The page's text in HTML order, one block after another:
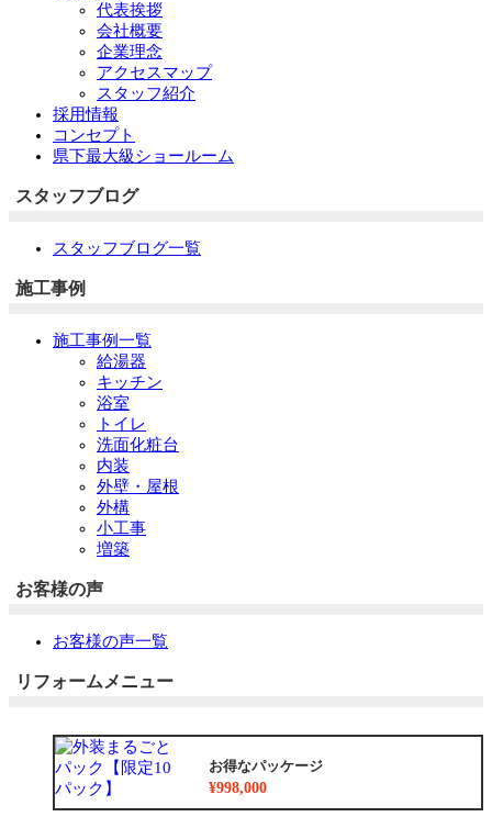
代表挨拶
会社概要
企業理念
アクセスマップ
スタッフ紹介
採用情報
コンセプト
県下最大級ショールーム
スタッフブログ
スタッフブログ一覧
施工事例
施工事例一覧
給湯器
キッチン
浴室
トイレ
洗面化粧台
内装
外壁・屋根
外構
小工事
増築
お客様の声
お客様の声一覧
リフォームメニュー
お得なパッケージ
¥998,000